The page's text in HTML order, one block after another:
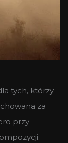
tych, którzy
za
przy